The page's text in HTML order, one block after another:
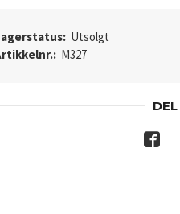
Utsolgt
M327